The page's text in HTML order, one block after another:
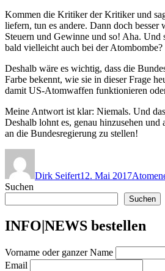
Kommen die Kritiker der Kritiker und
liefern, tun es andere. Dann doch besser
Steuern und Gewinne und so! Aha. Und
bald vielleicht auch bei der Atombombe?
Deshalb wäre es wichtig, dass die
Farbe bekennt, wie sie in dieser Frage
damit US-Atomwaffen funktionieren
Meine Antwort ist klar: Niemals. Und
Deshalb lohnt es, genau hinzusehen und
an die Bundesregierung zu stellen!
Dirk Seifert12. Mai 2017
Suchen
Suchen
INFO|NEWS bestellen
Vorname oder ganzer Name
Email